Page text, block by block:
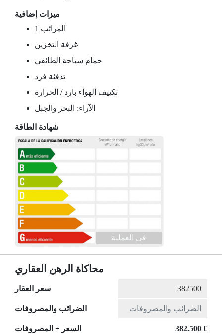
ميزات إضافية
1 المرائب
غرفة التخزين
حمام سباحة الطائفي
تدفئة فرد
تكييف الهواء بارد / الحرارة
الآراء: البحر والجبل
شهادة الطاقة
في العملية
محاكاة الرهن العقاري
سعر العقار
الضرائب والمصروفات
السعر + المصروفات 382.500 €